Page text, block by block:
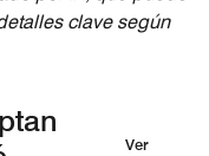
clave según
Ver